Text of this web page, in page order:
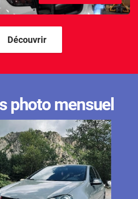
Découvrir
photo mensuel